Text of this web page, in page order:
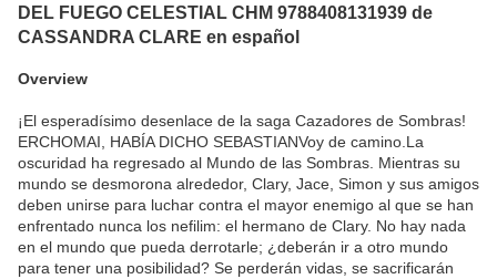
DEL FUEGO CELESTIAL CHM 9788408131939 de
CASSANDRA CLARE en español
Overview
¡El esperadísimo desenlace de la saga Cazadores de Sombras!
ERCHOMAI, HABÍA DICHO SEBASTIANVoy de camino.La
oscuridad ha regresado al Mundo de las Sombras. Mientras su
mundo se desmorona alrededor, Clary, Jace, Simon y sus amigos
deben unirse para luchar contra el mayor enemigo al que se han
enfrentado nunca los nefilim: el hermano de Clary. No hay nada
en el mundo que pueda derrotarle; ¿deberán ir a otro mundo
para tener una posibilidad? Se perderán vidas, se sacrificarán